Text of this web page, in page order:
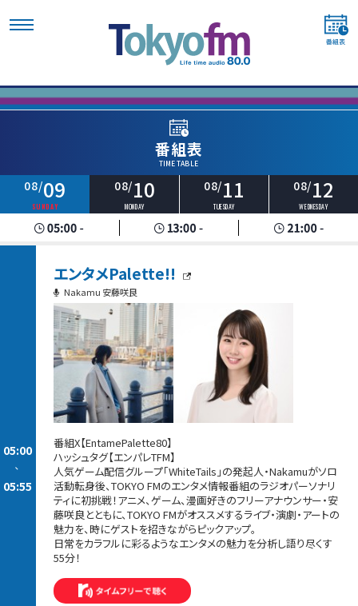
番組表
TIME TABLE
08/09
SUNDAY
08/10
MONDAY
08/11
TUESDAY
08/12
WEDNESDAY
05:00
-
05:55
エンタメPalette!!
Nakamu 安藤咲良
番組X【EntamePalette80】
ハッシュタグ【エンパレTFM】
人気ゲーム配信グループ「WhiteTails」の発起人・Nakamuがソロ
活動転身後、TOKYO FMのエンタメ情報番組のラジオパーソナリ
ティに初挑戦！アニメ、ゲーム、漫画好きのフリーアナウンサー・安
藤咲良とともに、TOKYO FMがオススメするライブ・演劇・アートの
魅力を、時にゲストを招きながらピックアップ。
日常をカラフルに彩るようなエンタメの魅力を分析し語り尽くす
55分！